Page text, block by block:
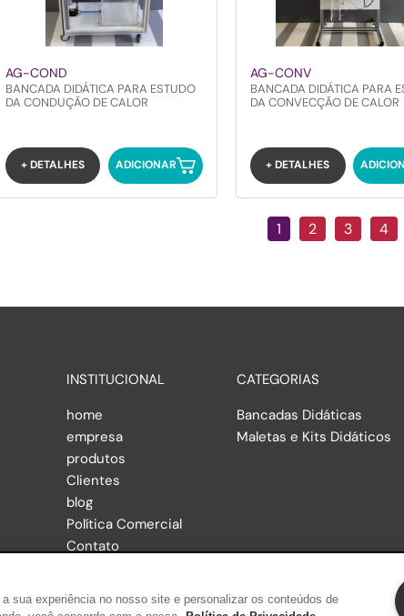
AG-COND
BANCADA DIDÁTICA PARA ESTUDO
DA CONDUÇÃO DE CALOR
+ DETALHES ADICIONAR
AG-CONV
BANCADA DIDÁTICA PARA
DA CONVECÇÃO DE CALOR
+ DETALHES
1 2 3 4
INSTITUCIONAL
home
empresa
produtos
Clientes
blog
Política Comercial
Contato
CATEGORIAS
Bancadas Didáticas
Maletas e Kits Didáticos
sua experiência no nosso site e personalizar os conteúdos de